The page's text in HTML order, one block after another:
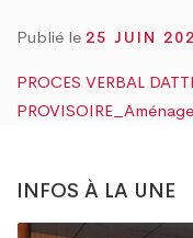
Publié le 25 JUIN
PROCES VERBAL
INFOS À LA UNE